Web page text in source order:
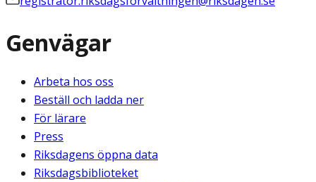
Genvägar
Arbeta hos oss
Beställ och ladda ner
För lärare
Press
Riksdagens öppna data
Riksdagsbiblioteket